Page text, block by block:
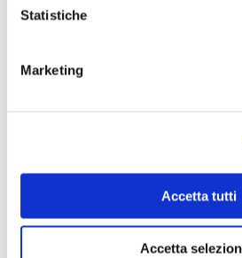
Statistiche
Marketing
Accetta tutti
Accetta
mongolfiera con della terra
dell’area, con una grata
ridurre l’altezza del
l’installazione di un
piantumazione di arbusti
ai quattro cubi di cemento